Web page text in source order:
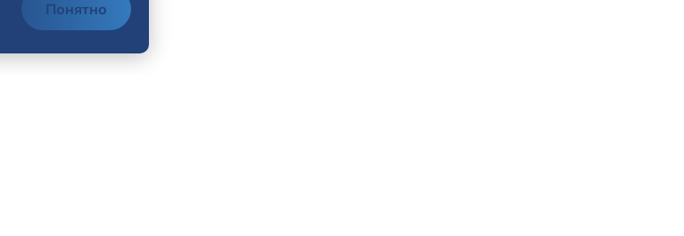
Понятно